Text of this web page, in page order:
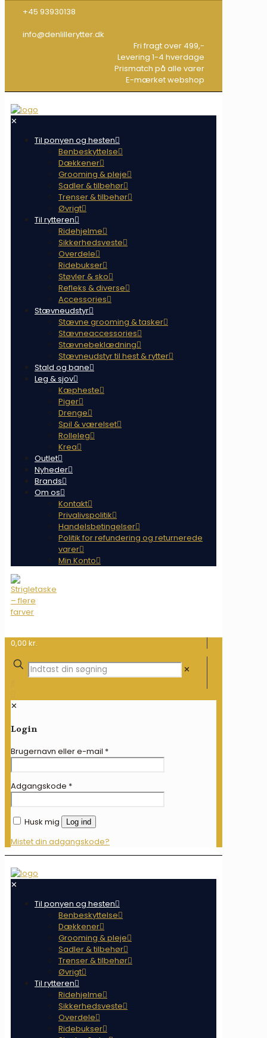
+45 93930138
info@denlillerytter.dk
Fri fragt over 499,-
Levering 1-4 hverdage
Prismatch på alle varer
E-mærket webshop
✕
Til ponyen og hesten
Benbeskyttelse
Dækkener
Grooming & pleje
Sadler & tilbehør
Trenser & tilbehør
Øvrigt
Til rytteren
Ridehjelme
Sikkerhedsveste
Overdele
Ridebukser
Støvler & sko
Refleks & diverse
Accessories
Stævneudstyr
Stævne grooming & tasker
Stævneaccessories
Stævnebeklædning
Stævneudstyr til hest & rytter
Stald og bane
Leg & sjov
Kæpheste
Piger
Drenge
Spil & værelset
Rolleleg
Krea
Outlet
Nyheder
Brands
Om os
Kontakt
Privalivspolitik
Handelsbetingelser
Politik for refundering og returnerede
varer
Min Konto
0,00 kr.
✕
✕
Login
Brugernavn eller e-mail *
Adgangskode *
Husk mig Log ind
Mistet din adgangskode?
✕
Til ponyen og hesten
Benbeskyttelse
Dækkener
Grooming & pleje
Sadler & tilbehør
Trenser & tilbehør
Øvrigt
Til rytteren
Ridehjelme
Sikkerhedsveste
Overdele
Ridebukser